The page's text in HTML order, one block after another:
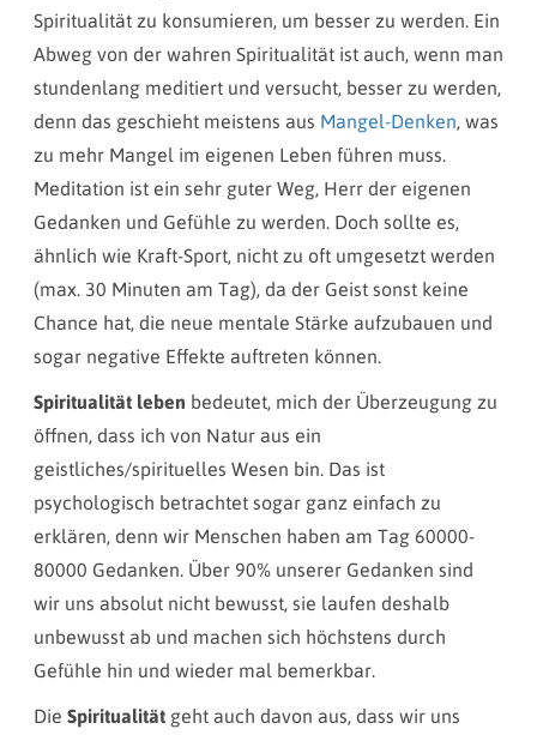
Spiritualität zu konsumieren, um besser zu werden. Ein
Abweg von der wahren Spiritualität ist auch, wenn man
stundenlang meditiert und versucht, besser zu werden,
denn das geschieht meistens aus Mangel-Denken, was
zu mehr Mangel im eigenen Leben führen muss.
Meditation ist ein sehr guter Weg, Herr der eigenen
Gedanken und Gefühle zu werden. Doch sollte es,
ähnlich wie Kraft-Sport, nicht zu oft umgesetzt werden
(max. 30 Minuten am Tag), da der Geist sonst keine
Chance hat, die neue mentale Stärke aufzubauen und
sogar negative Effekte auftreten können.
Spiritualität leben bedeutet, mich der Überzeugung zu
öffnen, dass ich von Natur aus ein
geistliches/spirituelles Wesen bin. Das ist
psychologisch betrachtet sogar ganz einfach zu
erklären, denn wir Menschen haben am Tag 60000-
80000 Gedanken. Über 90% unserer Gedanken sind
wir uns absolut nicht bewusst, sie laufen deshalb
unbewusst ab und machen sich höchstens durch
Gefühle hin und wieder mal bemerkbar.
Die Spiritualität geht auch davon aus, dass wir uns